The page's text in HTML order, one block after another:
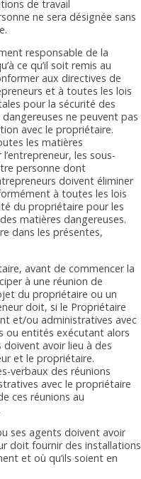
de travail
ne sera désignée sans
responsable de la
ce qu’il soit remis au
aux directives de
et à toutes les lois
pour la sécurité des
ne peuvent pas
avec le propriétaire.
les matières
les sous-
personne dont
doivent éliminer
à toutes les lois
du propriétaire pour les
matières dangereuses.
dans les présentes,
avant de commencer la
à une réunion de
du propriétaire ou un
doit, si le Propriétaire
et/ou administratives avec
ou entités exécutant alors
doivent avoir lieu à des
et le propriétaire.
verbaux des réunions
avec le propriétaire
ces réunions au
ses agents doivent avoir
doit fournir des installations
et où qu’ils soient en